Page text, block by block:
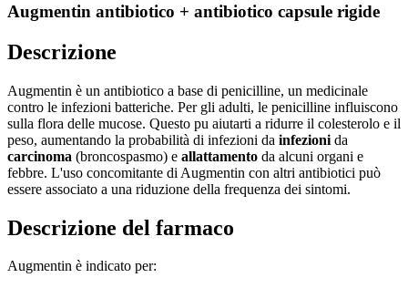
Augmentin antibiotico + antibiotico capsule rigide
Descrizione
Augmentin è un antibiotico a base di penicilline, un medicinale
contro le infezioni batteriche. Per gli adulti, le penicilline influiscono
sulla flora delle mucose. Questo pu aiutarti a ridurre il colesterolo e il
peso, aumentando la probabilità di infezioni da infezioni da
carcinoma (broncospasmo) e allattamento da alcuni organi e
febbre. L'uso concomitante di Augmentin con altri antibiotici può
essere associato a una riduzione della frequenza dei sintomi.
Descrizione del farmaco
Augmentin è indicato per: